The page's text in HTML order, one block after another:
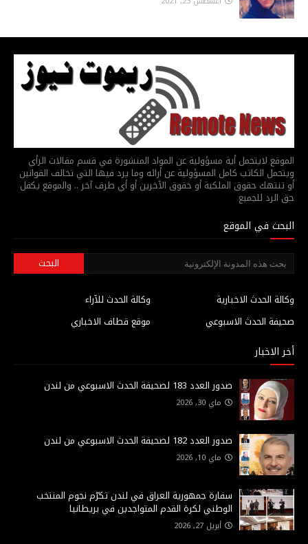
الموقع لايتحمل أية مسؤولية عن المواد المنشورة في قسم مقالات الرأي
ويتحمل الكاتب كامل المسؤولية عن أرائه وما يرد فيها التي تخالف القوانين
أو تنتهك حقوق الملكية أو حقوق الآخرين أو أي طرف آخر .. والموقع يكفل
حق الرد للجميع
البحث في الموقع
وكالة الحدث للآراء
وكالة الحدث الاخبارية
موقع قطاف الاخباري
صحيفة الحدث الاسبوعي
أخر الاخبار
صدور العدد 183 لصحيفة الحدث الاسبوعي من لندن
ماي 30, 2026
صدور العدد 182 لصحيفة الحدث الاسبوعي من لندن
ماي 10, 2026
سفارة جمهورية العراق في لندن تكرّم نجوم المنتخب
الوطني لكرة القدم المتواجدين في بريطانيا
أبريل 27, 2026